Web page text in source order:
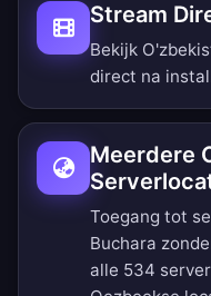
Stream
Bekijk
direct na
Meerdere
Toegang tot
Buchara
alle 534